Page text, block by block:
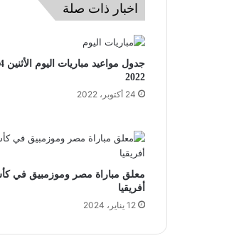
اخبار ذات صلة
2022
24 أكتوبر، 2022
معلق مباراة مصر وموزمبيق في
أفريقيا
12 يناير، 2024